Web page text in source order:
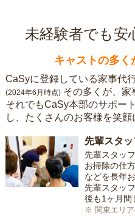
未経験者でも安
キャストの多く
CaSyに登録している家事代
(2024年6月時点) その多くが、家
それでもCaSy本部のサポー
し、たくさんのお客様を笑顔
先輩スタ
先輩スタッ
お掃除の仕
などを長年
先輩スタッ
後も1ヶ月間
※ 関東エリ